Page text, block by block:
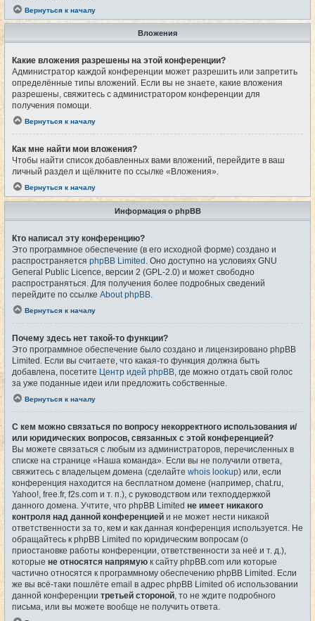
Вернуться к началу
Вложения
Какие вложения разрешены на этой конференции?
Администратор каждой конференции может разрешить или запретить
определённые типы вложений. Если вы не знаете, какие вложения
разрешены, свяжитесь с администратором конференции для
получения помощи.
Вернуться к началу
Как мне найти мои вложения?
Чтобы найти список добавленных вами вложений, перейдите в ваш
личный раздел и щёлкните по ссылке «Вложения».
Вернуться к началу
Информация о phpBB
Кто написал эту конференцию?
Это программное обеспечение (в его исходной форме) создано и
распространяется phpBB Limited . Оно доступно на условиях GNU
General Public Licence, версии 2 (GPL-2.0) и может свободно
распространяться. Для получения более подробных сведений
перейдите по ссылке About phpBB
Вернуться к началу
Почему здесь нет такой-то функции?
Это программное обеспечение было создано и лицензировано phpBB
Limited. Если вы считаете, что какая-то функция должна быть
добавлена, посетите Центр идей phpBB , где можно отдать свой голос
за уже поданные идеи или предложить собственные.
Вернуться к началу
С кем можно связаться по вопросу некорректного использования и/
или юридических вопросов, связанных с этой конференцией?
Вы можете связаться с любым из администраторов, перечисленных в
списке на странице «Наша команда». Если вы не получили ответа,
свяжитесь с владельцем домена (сделайте whois lookup) или, если
конференция находится на бесплатном домене (например, chat.ru,
Yahoo!, free.fr, f2s.com и т. п.), с руководством или техподдержкой
данного домена. Учтите, что phpBB Limited не имеет никакого
контроля над данной конференцией и не может нести никакой
ответственности за то, кем и как данная конференция используется. Не
обращайтесь к phpBB Limited по юридическим вопросам (о
приостановке работы конференции, ответственности за неё и т. д.),
которые не относятся напрямую к сайту phpBB.com или которые
частично относятся к программному обеспечению phpBB Limited. Если
же вы всё-таки пошлёте email в адрес phpBB Limited об использовании
данной конференции третьей стороной , то не ждите подробного
письма, или вы можете вообще не получить ответа.